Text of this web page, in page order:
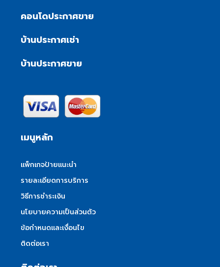
คอนโดประกาศขาย
บ้านประกาศเช่า
บ้านประกาศขาย
เมนูหลัก
แพ็กเกจป้ายแนะนำ
รายละเอียดการบริการ
วิธีการชำระเงิน
นโยบายความเป็นส่วนตัว
ข้อกำหนดและเงื่อนไข
ติดต่อเรา